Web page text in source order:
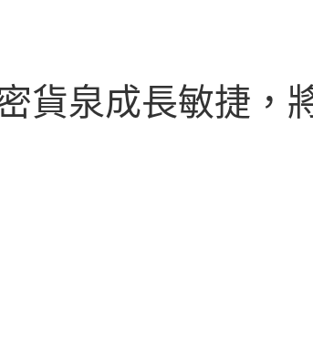
貨泉成長敏捷，